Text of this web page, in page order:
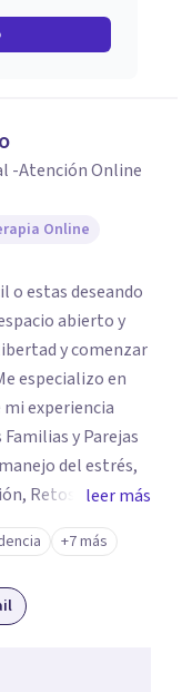
-Atención Online
Online
o estas deseando
abierto y
y comenzar
experiencia
y Parejas
del estrés,
Retos en la
Cuento con
de la Salud
clínicos con
leer más
+7 más